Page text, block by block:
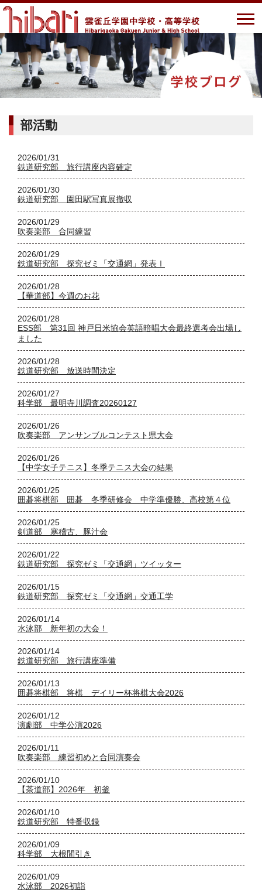
部活動
2026/01/31
鉄道研究部 旅行講座内容確定
2026/01/30
鉄道研究部 園田駅写真展撤収
2026/01/29
吹奏楽部 合同練習
2026/01/29
鉄道研究部 探究ゼミ「交通網」発表Ⅰ
2026/01/28
【華道部】今週のお花
2026/01/28
ESS部 第31回 神戸日米協会英語暗唱大会最終選考会出場し
ました
2026/01/28
鉄道研究部 放送時間決定
2026/01/27
科学部 最明寺川調査20260127
2026/01/26
吹奏楽部 アンサンブルコンテスト県大会
2026/01/26
【中学女子テニス】冬季テニス大会の結果
2026/01/25
囲碁将棋部 囲碁 冬季研修会 中学準優勝、高校第４位
2026/01/25
剣道部 寒稽古、豚汁会
2026/01/22
鉄道研究部 探究ゼミ「交通網」ツイッター
2026/01/15
鉄道研究部 探究ゼミ「交通網」交通工学
2026/01/14
水泳部 新年初の大会！
2026/01/14
鉄道研究部 旅行講座準備
2026/01/13
囲碁将棋部 将棋 デイリー杯将棋大会2026
2026/01/12
演劇部 中学公演2026
2026/01/11
吹奏楽部 練習初めと合同演奏会
2026/01/10
【茶道部】2026年 初釜
2026/01/10
鉄道研究部 特番収録
2026/01/09
科学部 大根間引き
2026/01/09
水泳部 2026初詣